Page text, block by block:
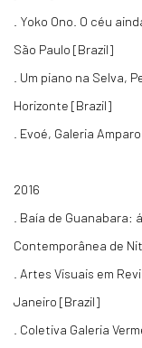
. Yoko Ono. O céu
São Paulo [Brazil]
. Um piano na Selva,
Horizonte [Brazil]
. Evoé, Galeria
2016
. Baía de
Contemporânea de
. Artes Visuais em
Janeiro [Brazil]
. Coletiva Galeria